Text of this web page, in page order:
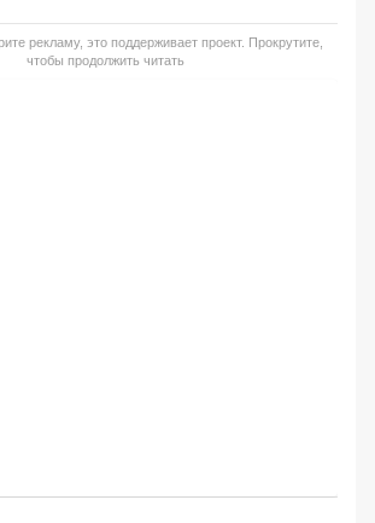
рекламу, это поддерживает проект. Прокрутите,
чтобы продолжить читать